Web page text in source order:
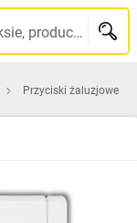
Szukaj po nazwie, indeksie, producencie, kodzie kreskowym...
Przyciski żaluzjowe